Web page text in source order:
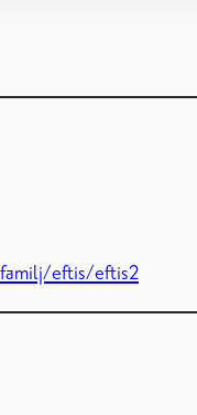
eftis/eftis2